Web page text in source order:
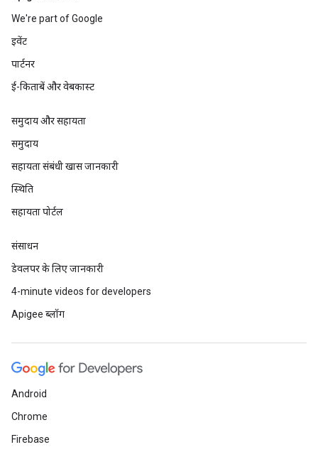
We're part of Google
इवेंट
पार्टनर
ई-किताबें और वेबकास्ट
समुदाय और सहायता
समुदाय
सहायता संबंधी खास जानकारी
स्थिति
सहायता पोर्टल
संसाधन
डेवलपर के लिए जानकारी
4-minute videos for developers
Apigee ब्लॉग
Android
Chrome
Firebase